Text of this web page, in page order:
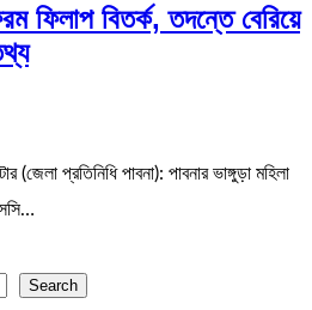
ফিলাপ বিতর্ক, তদন্তে বেরিয়ে
প্রতিনিধি পাবনা): পাবনার ভাঙ্গুড়া মহিলা
Search